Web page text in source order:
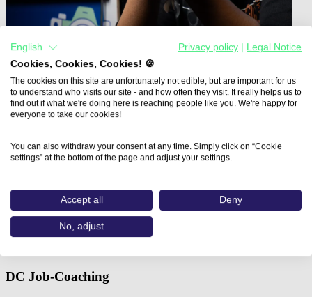
Home
Grafik und Design Basiskurs -
Gestaltung für Print und Web
DC Job-Coaching
English Privacy policy
Legal Notice
Cookies, Cookies, Cookies! 🍪
The cookies on this site are unfortunately not edible, but are important for us
to understand who visits our site - and how often they visit. It really helps us to
find out if what we're doing here is reaching people like you. We're happy for
everyone to take our cookies!
You can also withdraw your consent at any time. Simply click on “Cookie
settings” at the bottom of the page and adjust your settings.
Accept all Deny
No, adjust